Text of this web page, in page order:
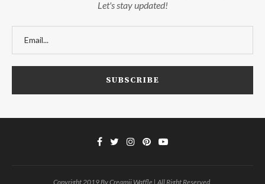
Let's stay updated!
Copyright 2019 By Creamii Waffle | All Right Reserved.